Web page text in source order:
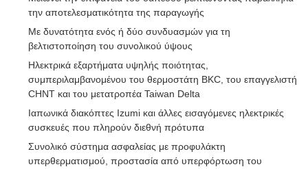
την αποτελεσματικότητα της παραγωγής
Με δυνατότητα ενός ή δύο συνδυασμών για τη
βελτιστοποίηση του συνολικού ύψους
Ηλεκτρικά εξαρτήματα υψηλής ποιότητας,
συμπεριλαμβανομένου του θερμοστάτη BKC, του επαγγελιστή
CHNT και του μετατροπέα Taiwan Delta
Ιαπωνικά διακόπτες Izumi και άλλες εισαγόμενες ηλεκτρικές
συσκευές που πληρούν διεθνή πρότυπα
Συνολικό σύστημα ασφαλείας με προφυλάκτη
υπερθερματισμού, προστασία από υπερφόρτωση του